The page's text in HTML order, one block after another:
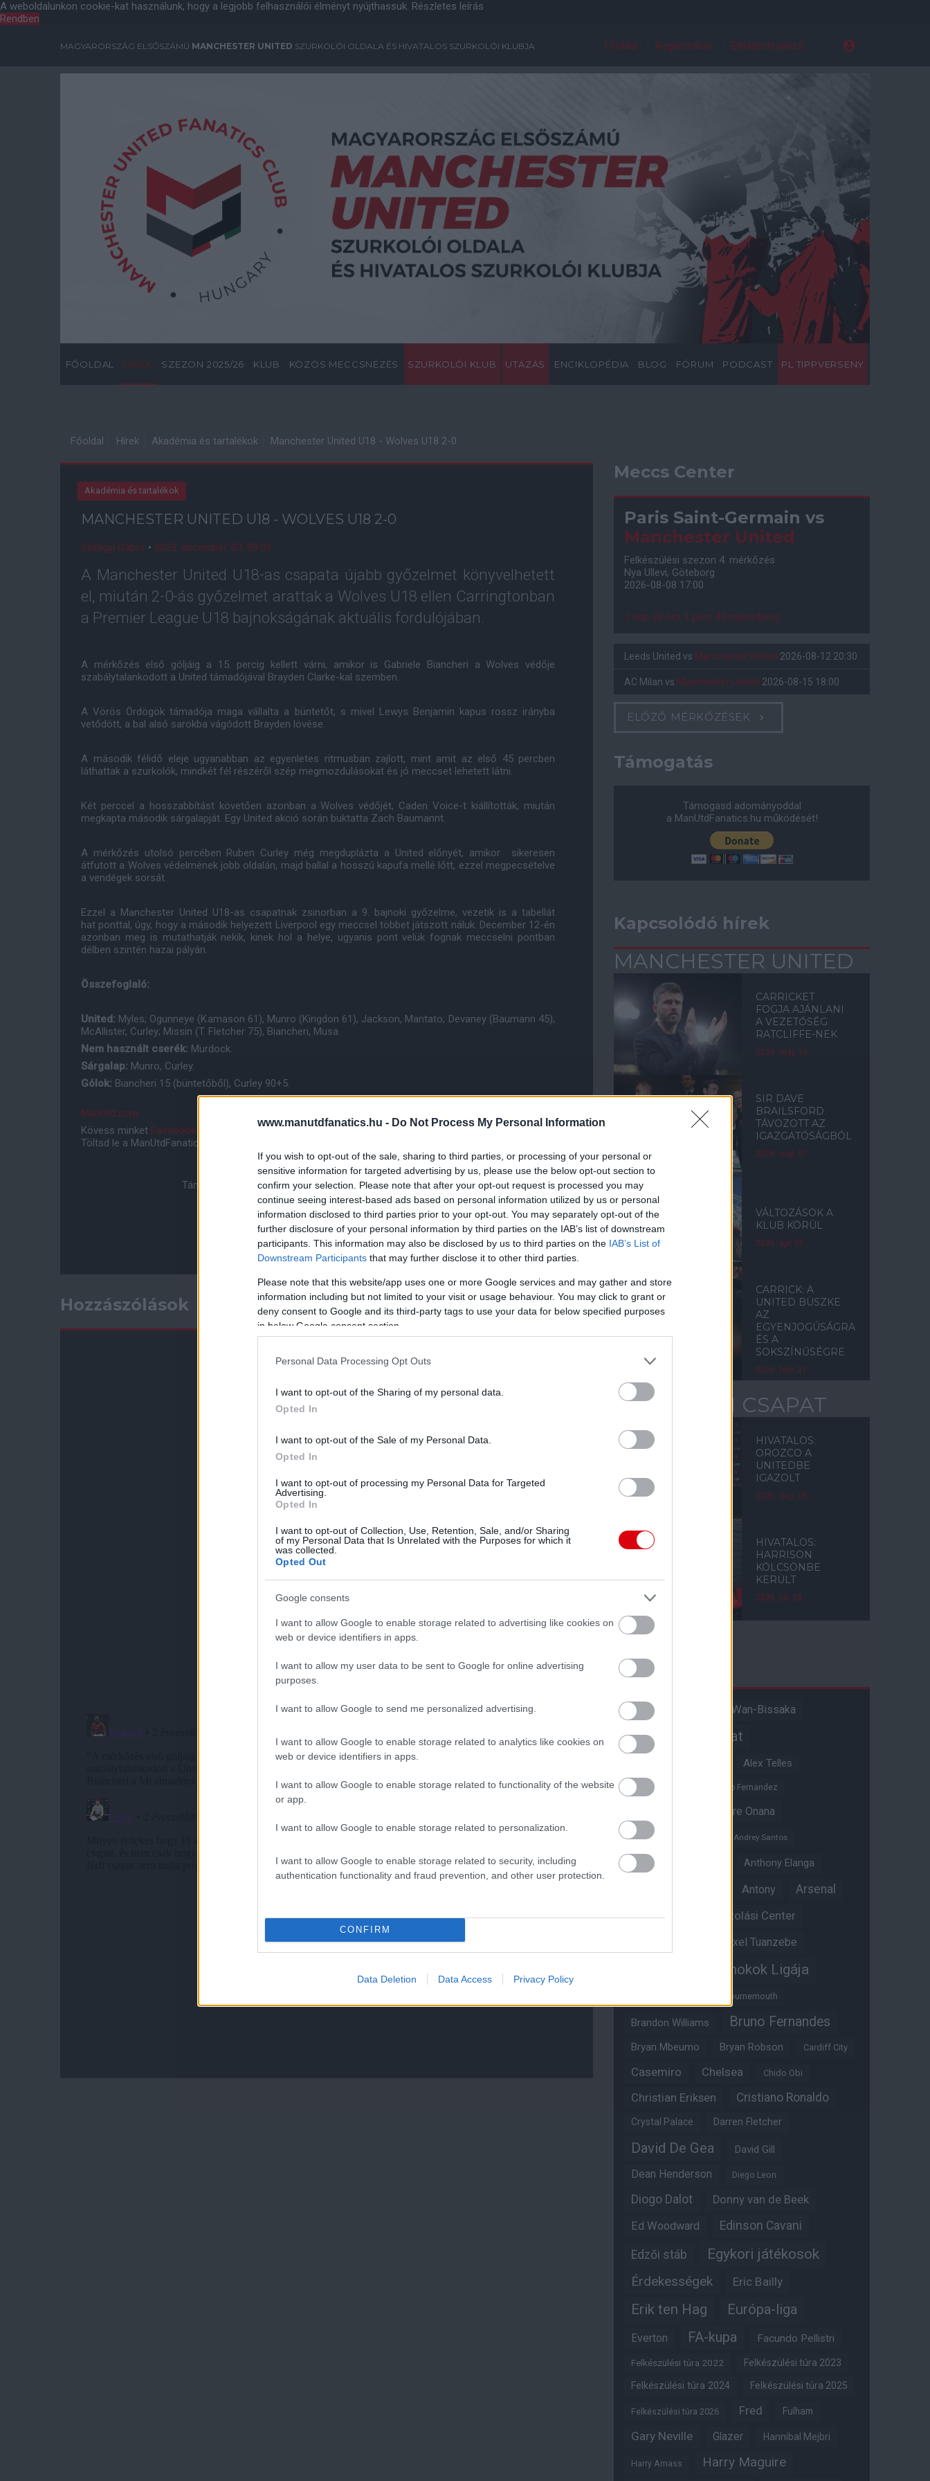
www.manutdfanatics.hu - Do Not Process My Personal Information
If you wish to opt-out of the sale, sharing to third parties, or processing of your personal or
sensitive information for targeted advertising by us, please use the below opt-out section to
confirm your selection. Please note that after your opt-out request is processed you may
continue seeing interest-based ads based on personal information utilized by us or personal
information disclosed to third parties prior to your opt-out. You may separately opt-out of the
further disclosure of your personal information by third parties on the IAB’s list of downstream
participants. This information may also be disclosed by us to third parties on the IAB’s List of
Downstream Participants that may further disclose it to other third parties.
Please note that this website/app uses one or more Google services and may gather and store
information including but not limited to your visit or usage behaviour. You may click to grant or
deny consent to Google and its third-party tags to use your data for below specified purposes
in below Google consent section.
Personal Data Processing Opt Outs
I want to opt-out of the Sharing of my personal data.
Opted In
I want to opt-out of the Sale of my Personal Data.
Opted In
I want to opt-out of processing my Personal Data for Targeted
Advertising.
Opted In
I want to opt-out of Collection, Use, Retention, Sale, and/or Sharing
of my Personal Data that Is Unrelated with the Purposes for which it
was collected.
Opted Out
Google consents
I want to allow Google to enable storage related to advertising like cookies on
web or device identifiers in apps.
I want to allow my user data to be sent to Google for online advertising
purposes.
I want to allow Google to send me personalized advertising.
I want to allow Google to enable storage related to analytics like cookies on
web or device identifiers in apps.
I want to allow Google to enable storage related to functionality of the website
or app.
I want to allow Google to enable storage related to personalization.
I want to allow Google to enable storage related to security, including
authentication functionality and fraud prevention, and other user protection.
CONFIRM
Data Deletion Data Access Privacy Policy
A weboldalunkon cookie-kat használunk, hogy a legjobb felhasználói élményt nyújthassuk. Részletes leírás
Rendben
MAGYARORSZÁG ELSŐSZÁMÚ MANCHESTER UNITED SZURKOLÓI OLDALA ÉS HIVATALOS SZURKOLÓI KLUBJA Főoldal Regisztráció Elfelejtett jelszó
FŐOLDAL HÍREK SZEZON 2025/26 KLUB KÖZÖS MECCSNÉZÉS SZURKOLÓI KLUB UTAZÁS ENCIKLOPÉDIA BLOG FÓRUM PODCAST PL TIPPVERSENY
Főoldal Hírek Akadémia és tartalékok Manchester United U18 - Wolves U18 2-0
Akadémia és tartalékok
MANCHESTER UNITED U18 - WOLVES U18 2-0
Szilágyi Gábor • 2023. december. 03. 09:00
A Manchester United U18-as csapata újabb győzelmet könyvelhetett
el, miután 2-0-ás győzelmet arattak a Wolves U18 ellen Carringtonban
a Premier League U18 bajnokságának aktuális fordulójában.
A mérkőzés első góljáig a 15. percig kellett várni, amikor is Gabriele Biancheri a Wolves védője
szabálytalankodott a United támadójával Brayden Clarke-kal szemben.
A Vörös Ördögök támadója maga vállalta a büntetőt, s mivel Lewys Benjamin kapus rossz irányba
vetődött, a bal alsó sarokba vágódott Brayden lövése.
A második félidő eleje ugyanabban az egyenletes ritmusban zajlott, mint amit az első 45 percben
láthattak a szurkolók, mindkét fél részéről szép megmozdulásokat és jó meccset lehetett látni.
Két perccel a hosszabbítást követően azonban a Wolves védőjét, Caden Voice-t kiállították, miután
megkapta második sárgalapját. Egy United akció során buktatta Zach Baumannt.
A mérkőzés utolsó percében Ruben Curley még megduplázta a United előnyét, amikor sikeresen
átfutott a Wolves védelmének jobb oldalán, majd ballal a hosszú kapufa mellé lőtt, ezzel megpecsételve
a vendégek sorsát.
Ezzel a Manchester United U18-as csapatnak zsinorban a 9. bajnoki győzelme, vezetik is a tabellát
hat ponttal, úgy, hogy a második helyezett Liverpool egy meccsel többet játszott náluk. December 12-én
azonban meg is mutathatják nekik, kinek hol a helye, ugyanis pont velük fognak meccselni pontban
délben szintén hazai pályán.
Összefoglaló:
United: Myles; Ogunneye (Kamason 61), Munro (Kingdon 61), Jackson, Mantato; Devaney (Baumann 45);
McAllister, Curley; Missin (T. Fletcher 75), Biancheri, Musa.
Nem használt cserék: Murdock.
Sárgalap: Munro, Curley.
Gólok: Biancheri 15 (büntetőből), Curley 90+5.
ManUtd.com
Kövess minket Facebookon InstagramonésYouTube-on is!
Töltsd le a ManUtdFanatics.hu mobil applikációt
Támogasd adományoddal a ManUtdFanatics.hu működését!
Hozzászólások
Meccs Center
Paris Saint-Germain vs
Manchester United
Felkészülési szezon 4. mérkőzés
Nya Ullevi, Göteborg
2026-08-08 17:00
1 nap 20 óra 1 perc 44 másodperc
Leeds United vs Manchester United 2026-08-12 20:30
AC Milan vs Manchester United 2026-08-15 18:00
ELŐZŐ MÉRKŐZÉSEK
Támogatás
Támogasd adományoddal
a ManUtdFanatics.hu működését!
Kapcsolódó hírek
MANCHESTER UNITED
CARRICKET
FOGJA AJÁNLANI
A VEZETŐSÉG
RATCLIFFE-NEK
2026. máj. 13.
SIR DAVE
BRAILSFORD
TÁVOZOTT AZ
IGAZGATÓSÁGBÓL
2026. máj. 07.
VÁLTOZÁSOK A
KLUB KÖRÜL
2026. ápr. 01.
CARRICK: A
UNITED BÜSZKE
AZ
EGYENJOGÚSÁGRA
ÉS A
SOKSZÍNŰSÉGRE
2026. febr. 21.
AKADÉMIAI CSAPAT
HIVATALOS:
OROZCO A
UNITEDBE
IGAZOLT
2026. aug. 06.
HIVATALOS:
HARRISON
KÖLCSÖNBE
KERÜLT
2026. júl. 28.
Címkék
A hangadó Aaron Wan-Bissaka
Akadémiai csapat
Alex Telles
Altay Bayindir Alvaro Fernandez
Andre Onana
Andreas Pereira
Andrey Santos
Angol válogatott Anthony Elanga
Antony Arsenal
Aston Villa Átigazolási Center
Axel Tuanzebe
Bajnokok Ligája
Bournemouth
Brandon Williams Bruno Fernandes
Bryan Mbeumo Bryan Robson Cardiff City
Casemiro Chelsea Chido Obi
Christian Eriksen Cristiano Ronaldo
Crystal Palace Darren Fletcher
David De Gea David Gill
Dean Henderson Diego Leon
Diogo Dalot
Donny van de Beek
Ed Woodward
Edinson Cavani
Edzői stáb Egykori játékosok
Érdekességek Eric Bailly
Erik ten Hag Európa-liga
Everton FA-kupa Facundo Pellistri
Felkészülési túra 2022 Felkészülési túra 2023
Felkészülési túra 2024 Felkészülési túra 2025
Felkészülési túra 2026 Fred Fulham
Gary Neville Glazer Hannibal Mejbri
Harry Amass Harry Maguire